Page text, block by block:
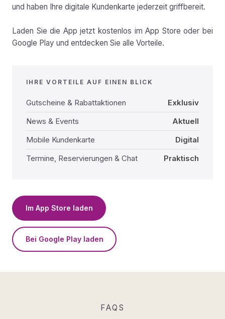
und haben Ihre digitale Kundenkarte jederzeit griffbereit.
Laden Sie die App jetzt kostenlos im App Store oder bei
Google Play und entdecken Sie alle Vorteile.
IHRE VORTEILE AUF EINEN BLICK
Gutscheine & Rabattaktionen
Exklusiv
News & Events
Aktuell
Mobile Kundenkarte
Digital
Termine, Reservierungen & Chat
Praktisch
Im App Store laden
Bei Google Play laden
FAQS